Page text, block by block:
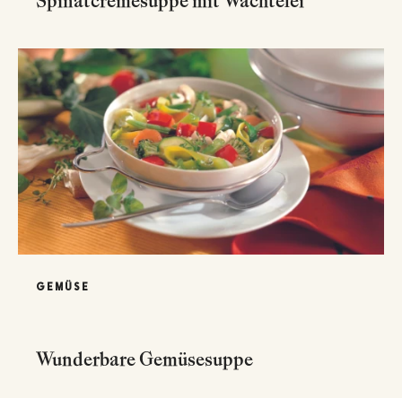
GEMÜSE
Wunderbare Gemüsesuppe